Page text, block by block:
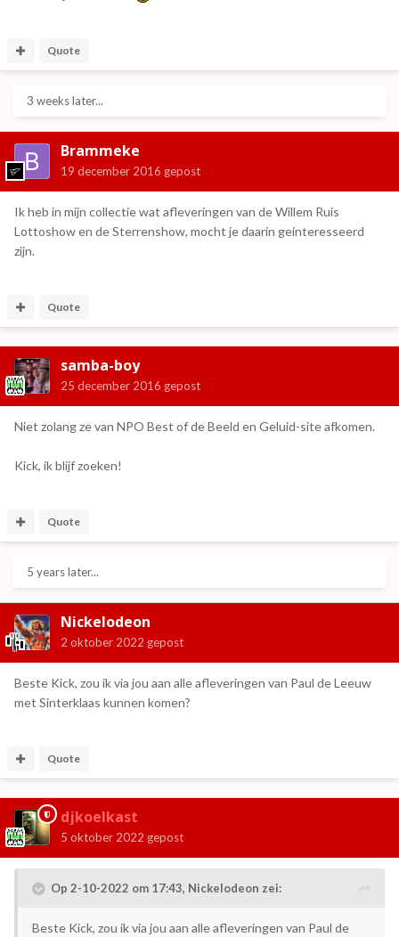
Quote
3 weeks later...
Brammeke
19 december 2016 gepost
Ik heb in mijn collectie wat afleveringen van de Willem Ruis
Lottoshow en de Sterrenshow, mocht je daarin geinteresseerd
zijn.
Quote
samba-boy
25 december 2016 gepost
Niet zolang ze van NPO Best of de Beeld en Geluid-site afkomen.
Kick, ik blijf zoeken!
Quote
5 years later...
Nickelodeon
2 oktober 2022 gepost
Beste Kick, zou ik via jou aan alle afleveringen van Paul de Leeuw
met Sinterklaas kunnen komen?
Quote
djkoelkast
5 oktober 2022 gepost
Op 2-10-2022 om 17:43, Nickelodeon zei:
Beste Kick, zou ik via jou aan alle afleveringen van Paul de